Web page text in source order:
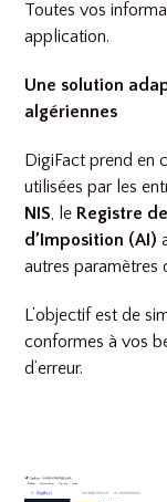
Toutes vos
application.
Une solution
algériennes
DigiFact prend en
utilisées par les
NIS, le Registre
d’Imposition (AI)
autres paramètres
L’objectif est de
conformes à vos
d’erreur.